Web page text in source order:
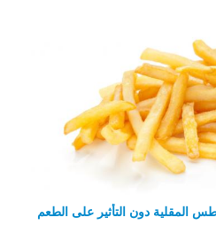
المقلية دون التأثير على الطعم